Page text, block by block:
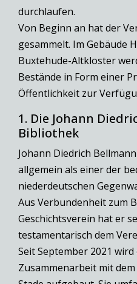
durchlaufen.
Von Beginn an hat der
gesammelt. Im Gebäude
Buxtehude-Altkloster
Bestände in Form einer
Öffentlichkeit zur
1. Die Johann
Bibliothek
Johann Diedrich
allgemein als einer der
niederdeutschen
Aus Verbundenheit zum
Geschichtsverein hat er
testamentarisch dem
Seit September 2021
Zusammenarbeit mit